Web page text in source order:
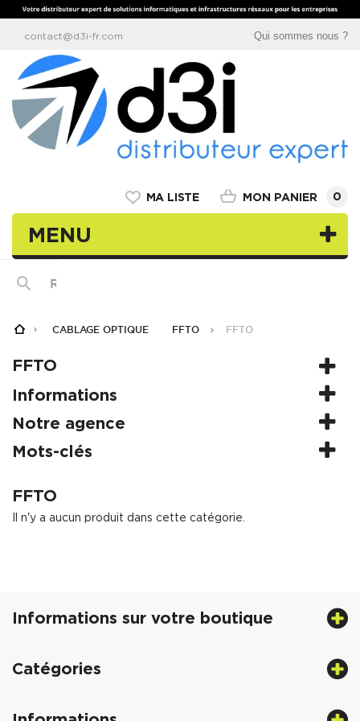
Qui sommes nous ?
contact@d3i-fr.com
MON PANIER 0
MA LISTE
MENU
CABLAGE OPTIQUE FFTO FFTO
FFTO
Informations
Notre agence
Mots-clés
FFTO
Il n'y a aucun produit dans cette catégorie.
Informations sur votre boutique
Catégories